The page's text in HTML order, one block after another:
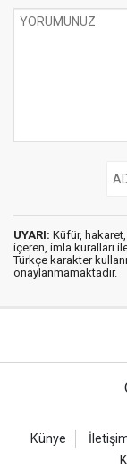
UYARI: Küfür,
içeren, imla kuralları
Türkçe karakter
onaylanmamaktadır.
Künye